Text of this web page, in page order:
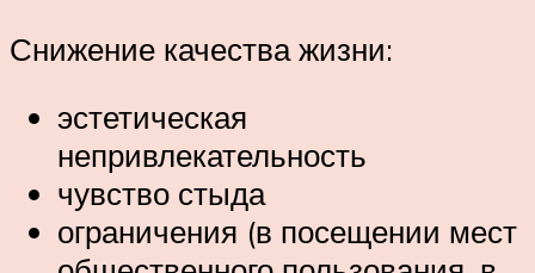
Снижение качества жизни:
эстетическая
непривлекательность
чувство стыда
ограничения (в посещении мест